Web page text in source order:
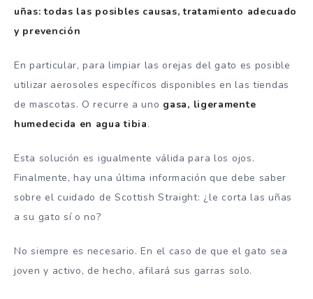
uñas: todas las posibles causas, tratamiento adecuado
y prevención
En particular, para limpiar las orejas del gato es posible
utilizar aerosoles específicos disponibles en las tiendas
de mascotas. O recurre a uno gasa, ligeramente
humedecida en agua tibia.
Esta solución es igualmente válida para los ojos.
Finalmente, hay una última información que debe saber
sobre el cuidado de Scottish Straight: ¿le corta las uñas
a su gato sí o no?
No siempre es necesario. En el caso de que el gato sea
joven y activo, de hecho, afilará sus garras solo.